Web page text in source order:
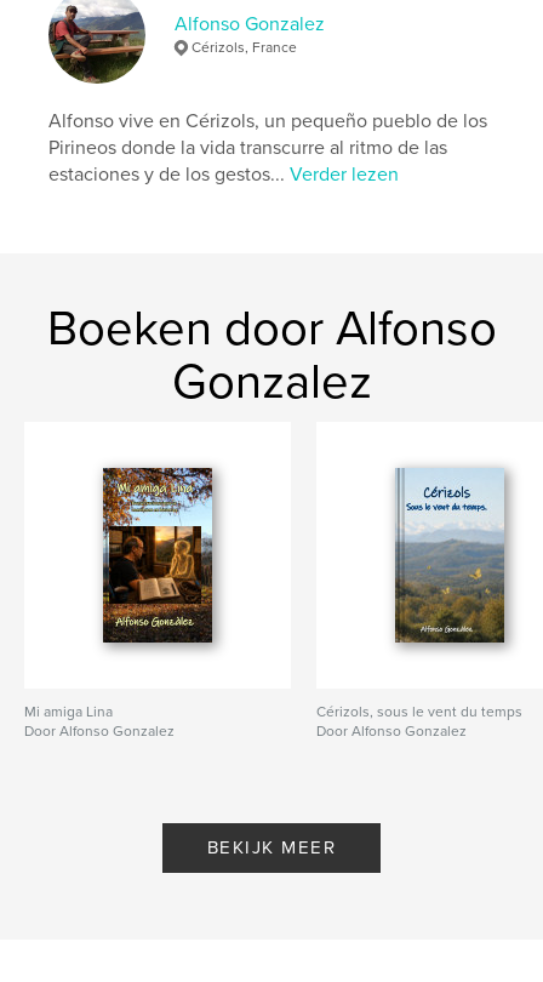
Datum publiceren:
nov 02, 2025
TaalSpanish
Trefwoorden
cérizols , photographie , amour ,
messages , poésie
Alfonso Gonzalez
Cérizols, France
Alfonso vive en Cérizols, un pequeño pueblo de los
Pirineos donde la vida transcurre al ritmo de las
estaciones y de los gestos...Verder lezen
Boeken door Alfonso
Gonzalez
Mi amiga Lina
Door Alfonso Gonzalez
Cérizols, sous le vent du temps
Door Alfonso Gonzalez
BEKIJK MEER